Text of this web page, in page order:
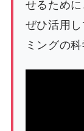
せるため
ぜひ活用
ミングの